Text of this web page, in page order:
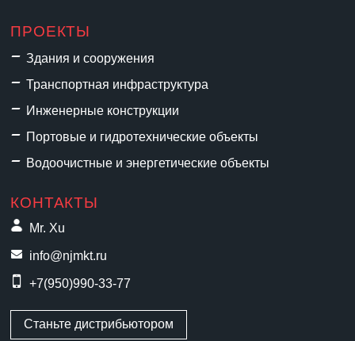
ПРОЕКТЫ
Здания и сооружения
Транспортная инфраструктура
Инженерные конструкции
Портовые и гидротехнические объекты
Водоочистные и энергетические объекты
КОНТАКТЫ
Mr. Xu
info@njmkt.ru
+7(950)990-33-77
Станьте дистрибьютором